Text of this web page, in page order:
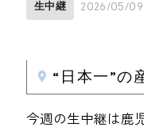
生中継 2026/05/09
“日本一”の
今週の生中継は鹿